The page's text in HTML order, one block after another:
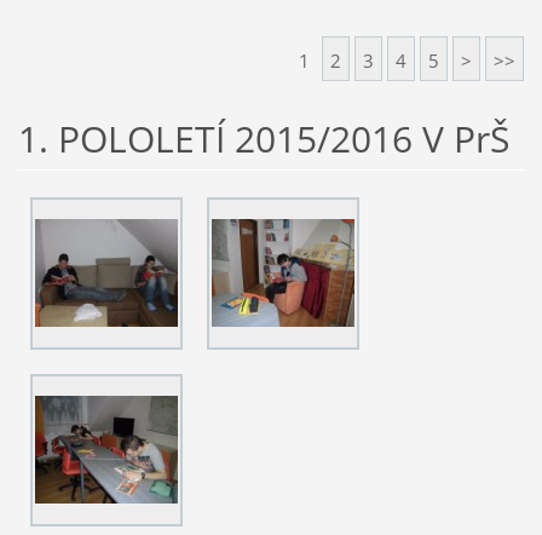
1 2 3 4 5 > >>
1. POLOLETÍ 2015/2016 V PrŠ